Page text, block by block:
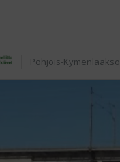
Pohjois-Kymenlaakso